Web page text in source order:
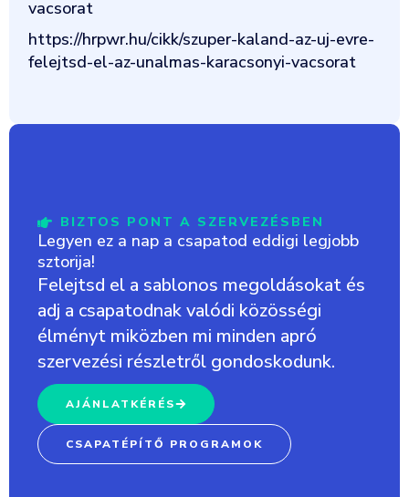
vacsorat
https://hrpwr.hu/cikk/szuper-kaland-az-uj-evre-
felejtsd-el-az-unalmas-karacsonyi-vacsorat
BIZTOS PONT A SZERVEZÉSBEN
Legyen ez a nap a csapatod eddigi legjobb
sztorija!
Felejtsd el a sablonos megoldásokat és
adj a csapatodnak valódi közösségi
élményt miközben mi minden apró
szervezési részletről gondoskodunk.
AJÁNLATKÉRÉS
CSAPATÉPÍTŐ PROGRAMOK